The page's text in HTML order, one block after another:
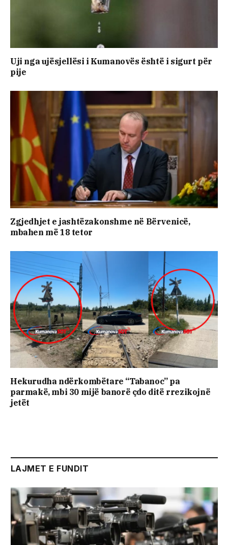
Uji nga ujësjellësi i Kumanovës është i sigurt për
pije
Zgjedhjet e jashtëzakonshme në Bërvenicë,
mbahen më 18 tetor
Hekurudha ndërkombëtare “Tabanoc” pa
parmakë, mbi 30 mijë banorë çdo ditë rrezikojnë
jetët
LAJMET E FUNDIT